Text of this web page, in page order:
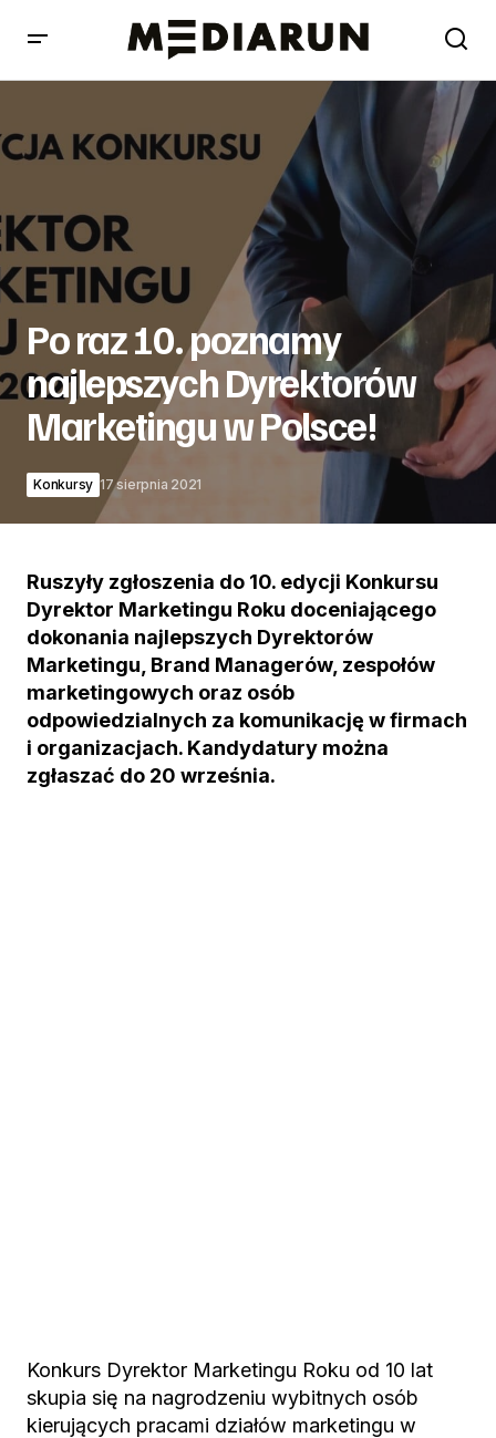
Po raz 10. poznamy najlepszych Dyrektorów Marketingu
Po raz 10. poznamy
najlepszych Dyrektorów
Marketingu w Polsce!
Konkursy 17 sierpnia 2021
Ruszyły zgłoszenia do 10. edycji Konkursu
Dyrektor Marketingu Roku doceniającego
dokonania najlepszych Dyrektorów
Marketingu, Brand Managerów, zespołów
marketingowych oraz osób
odpowiedzialnych za komunikację w firmach
i organizacjach. Kandydatury można
zgłaszać do 20 września.
Konkurs Dyrektor Marketingu Roku od 10 lat
skupia się na nagrodzeniu wybitnych osób
kierujących pracami działów marketingu w